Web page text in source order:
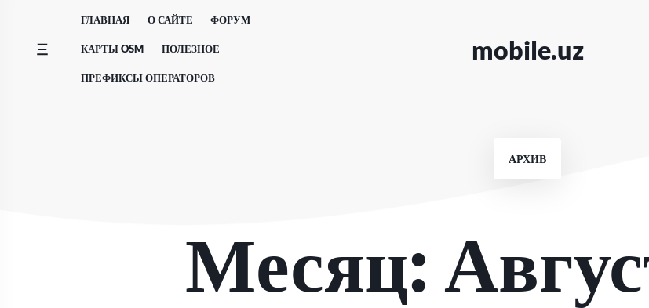
содержимому
ГЛАВНАЯ О САЙТЕ ФОРУМ
КАРТЫ OSM ПОЛЕЗНОЕ
ПРЕФИКСЫ ОПЕРАТОРОВ
mobile.uz
АРХИВ
Месяц: